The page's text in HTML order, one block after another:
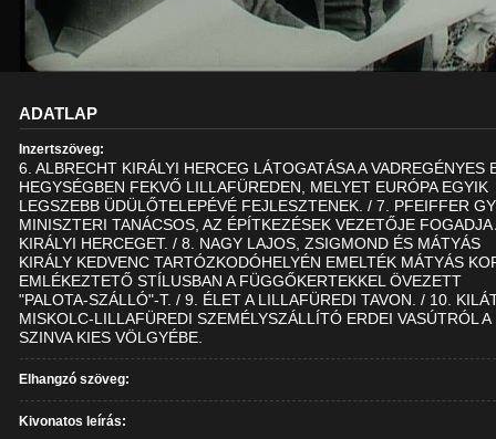
ADATLAP
Inzertszöveg:
6. ALBRECHT KIRÁLYI HERCEG LÁTOGATÁSA A VADREGÉNYES
HEGYSÉGBEN FEKVŐ LILLAFÜREDEN, MELYET EURÓPA EGYIK
LEGSZEBB ÜDÜLŐTELEPÉVÉ FEJLESZTENEK. / 7. PFEIFFER
MINISZTERI TANÁCSOS, AZ ÉPÍTKEZÉSEK VEZETŐJE FOGADJA
KIRÁLYI HERCEGET. / 8. NAGY LAJOS, ZSIGMOND ÉS MÁTYÁS
KIRÁLY KEDVENC TARTÓZKODÓHELYÉN EMELTÉK MÁTYÁS
EMLÉKEZTETŐ STÍLUSBAN A FÜGGŐKERTEKKEL ÖVEZETT
"PALOTA-SZÁLLÓ"-T. / 9. ÉLET A LILLAFÜREDI TAVON. / 10.
MISKOLC-LILLAFÜREDI SZEMÉLYSZÁLLÍTÓ ERDEI VASÚTRÓL A
SZINVA KIES VÖLGYÉBE.
Elhangzó szöveg:
Kivonatos leírás: